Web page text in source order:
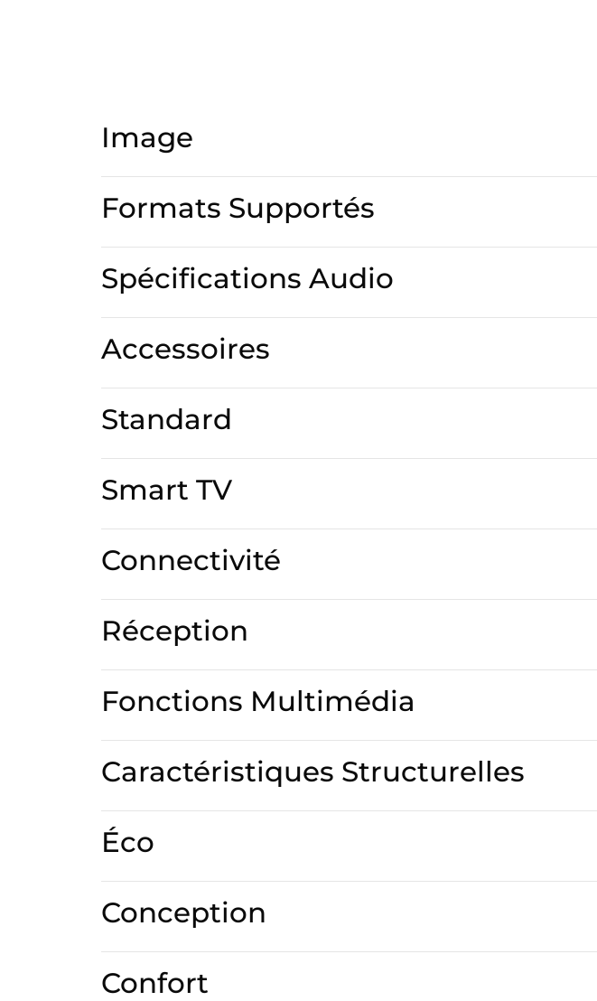
Image
Formats Supportés
Spécifications Audio
Accessoires
Standard
Smart TV
Connectivité
Réception
Fonctions Multimédia
Caractéristiques Structurelles
Éco
Conception
Confort